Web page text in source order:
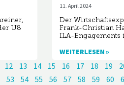
U8
11. April 2024
Der
Frank-Christian
ILA-Engagements
WEITERLESEN »
12 13 14 15 16 17 18 19
53 54 55 56 57 58 59 60